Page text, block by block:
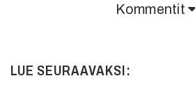
Kommentit
LUE SEURAAVAKSI: